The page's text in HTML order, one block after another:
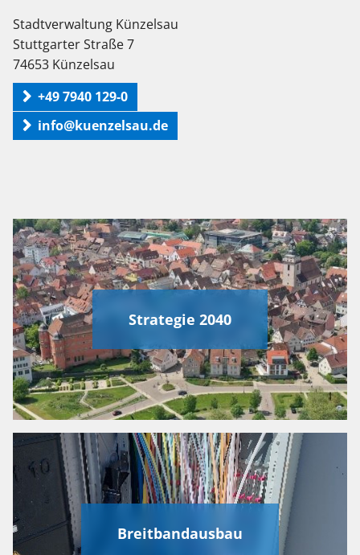
Stadtverwaltung Künzelsau
Stuttgarter Straße 7
74653 Künzelsau
+49 7940 129-0
info@kuenzelsau.de
Strategie 2040
Breitbandausbau